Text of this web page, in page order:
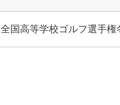
全国高等学校ゴルフ選手権